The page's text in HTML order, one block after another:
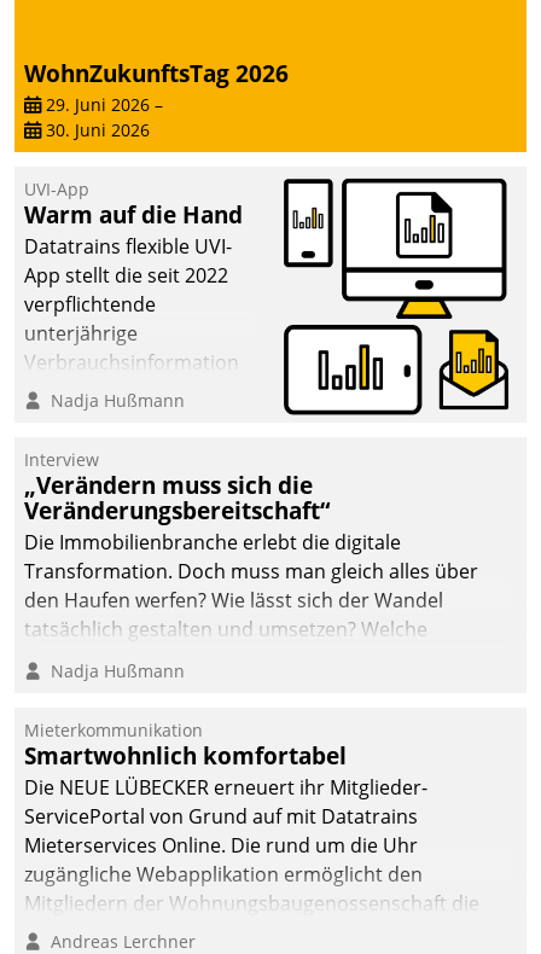
WohnZukunftsTag 2026
29. Juni 2026 –
30. Juni 2026
UVI-App
Warm auf die Hand
Datatrains flexible UVI-
App stellt die seit 2022
verpflichtende
unterjährige
Verbrauchsinformation
schnell, zuverlässig und
Die monatlichen
Mitteilungen zum
Heizungs- und
Wasserverbrauch gehen
automatisiert, vollständig
und auf Wunsch über
mehrere zuvor
Kommunikationswege bei
Nadja Hußmann
Interview
„Verändern muss sich die
Veränderungsbereitschaft“
Die Immobilienbranche erlebt die digitale
Transformation. Doch muss man gleich alles über
den Haufen werfen? Wie lässt sich der Wandel
tatsächlich gestalten und umsetzen? Welche
Argumente zählen wirklich?
Nadja Hußmann
Mieterkommunikation
Smartwohnlich komfortabel
Die NEUE LÜBECKER erneuert ihr Mitglieder-
ServicePortal von Grund auf mit Datatrains
Mieterservices Online. Die rund um die Uhr
zugängliche Webapplikation ermöglicht den
Mitgliedern der Wohnungs­bau­genossenschaft die
Kontaktaufnahme per Smartphone, Tablet oder PC.
Andreas Lerchner